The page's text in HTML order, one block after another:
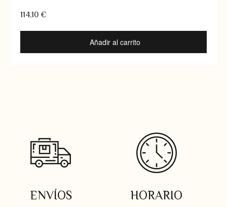
114,10 €
Añadir al carrito
ENVÍOS HORARIO